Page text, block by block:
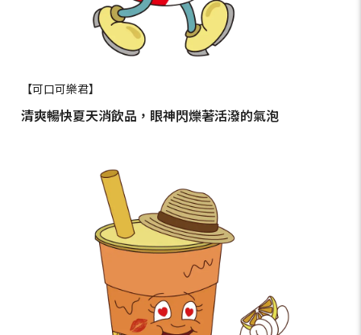
【可口可樂君】
清爽暢快夏天消飲品，眼神閃爍著活潑的氣泡